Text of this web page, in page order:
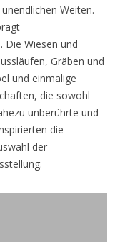
Weiten.
Die Wiesen und
Gräben und
und einmalige
die sowohl
unberührte und
die
der